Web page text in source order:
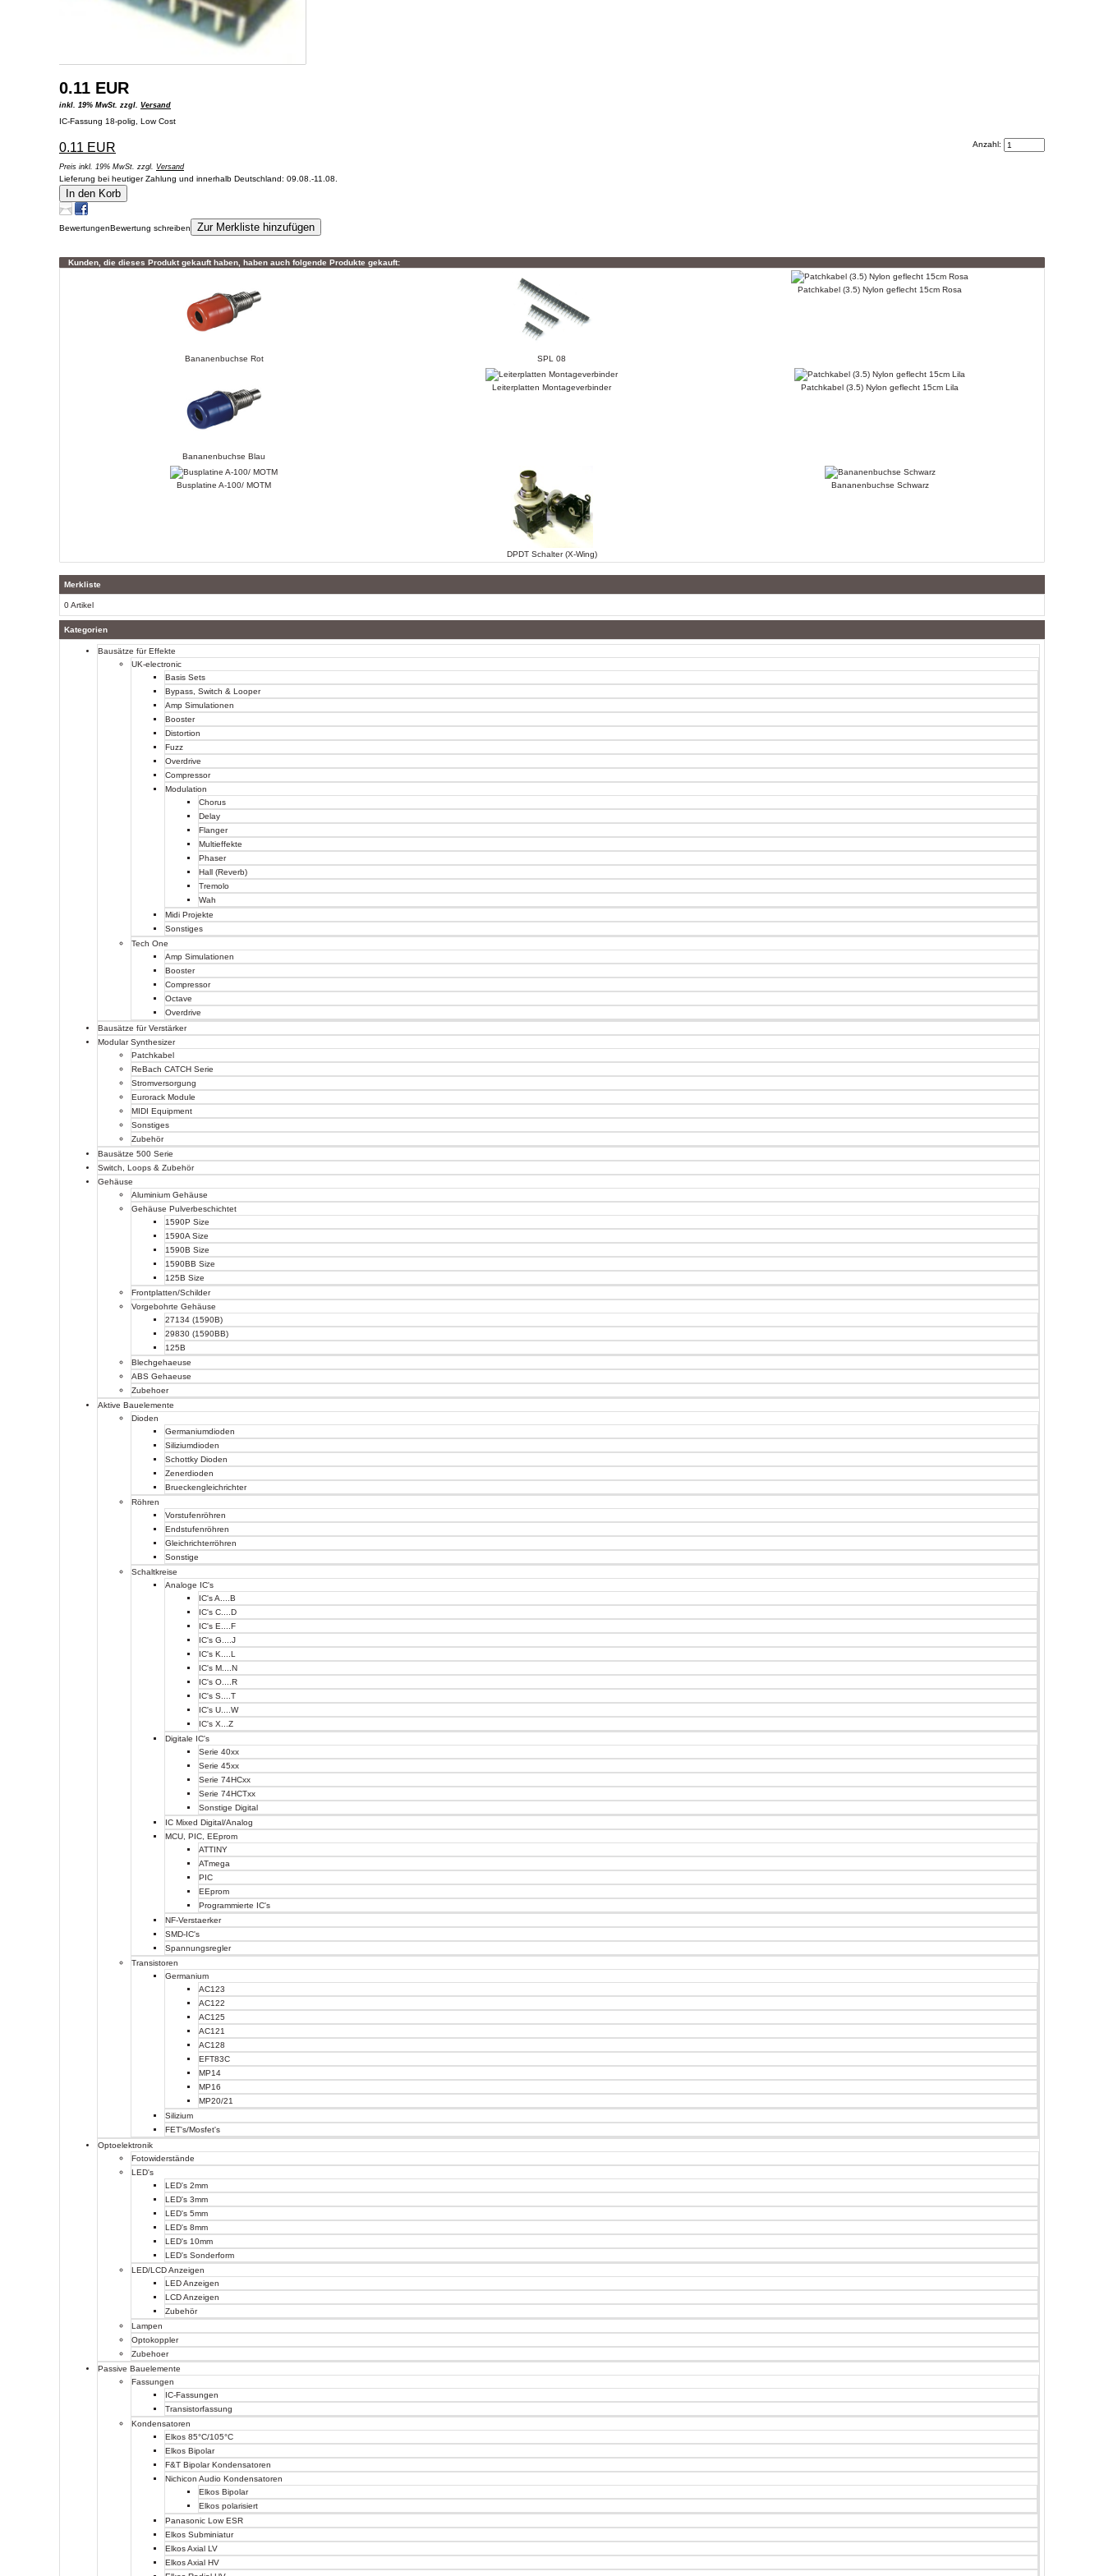
0.11 EUR
inkl. 19% MwSt. zzgl. Versand
IC-Fassung 18-polig, Low Cost
Anzahl:
0.11 EUR
Preis inkl. 19% MwSt. zzgl. Versand
Lieferung bei heutiger Zahlung und innerhalb Deutschland: 09.08.-11.08.
In den Korb
BewertungenBewertung schreiben Zur Merkliste hinzufügen
Kunden, die dieses Produkt gekauft haben, haben auch folgende Produkte gekauft:
Bananenbuchse Rot SPL 08
Patchkabel (3.5) Nylon geflecht 15cm Rosa
Bananenbuchse Blau
Leiterplatten Montageverbinder Patchkabel (3.5) Nylon geflecht 15cm Lila
Busplatine A-100/ MOTM
DPDT Schalter (X-Wing)
Bananenbuchse Schwarz
Merkliste
0 Artikel
Kategorien
Bausätze für Effekte
UK-electronic
Basis Sets
Bypass, Switch & Looper
Amp Simulationen
Booster
Distortion
Fuzz
Overdrive
Compressor
Modulation
Chorus
Delay
Flanger
Multieffekte
Phaser
Hall (Reverb)
Tremolo
Wah
Midi Projekte
Sonstiges
Tech One
Amp Simulationen
Booster
Compressor
Octave
Overdrive
Bausätze für Verstärker
Modular Synthesizer
Patchkabel
ReBach CATCH Serie
Stromversorgung
Eurorack Module
MIDI Equipment
Sonstiges
Zubehör
Bausätze 500 Serie
Switch, Loops & Zubehör
Gehäuse
Aluminium Gehäuse
Gehäuse Pulverbeschichtet
1590P Size
1590A Size
1590B Size
1590BB Size
125B Size
Frontplatten/Schilder
Vorgebohrte Gehäuse
27134 (1590B)
29830 (1590BB)
125B
Blechgehaeuse
ABS Gehaeuse
Zubehoer
Aktive Bauelemente
Dioden
Germaniumdioden
Siliziumdioden
Schottky Dioden
Zenerdioden
Brueckengleichrichter
Röhren
Vorstufenröhren
Endstufenröhren
Gleichrichterröhren
Sonstige
Schaltkreise
Analoge IC's
IC's A....B
IC's C....D
IC's E....F
IC's G....J
IC's K....L
IC's M....N
IC's O....R
IC's S....T
IC's U....W
IC's X...Z
Digitale IC's
Serie 40xx
Serie 45xx
Serie 74HCxx
Serie 74HCTxx
Sonstige Digital
IC Mixed Digital/Analog
MCU, PIC, EEprom
ATTINY
ATmega
PIC
EEprom
Programmierte IC's
NF-Verstaerker
SMD-IC's
Spannungsregler
Transistoren
Germanium
AC123
AC122
AC125
AC121
AC128
EFT83C
MP14
MP16
MP20/21
Silizium
FET's/Mosfet's
Optoelektronik
Fotowiderstände
LED's
LED's 2mm
LED's 3mm
LED's 5mm
LED's 8mm
LED's 10mm
LED's Sonderform
LED/LCD Anzeigen
LED Anzeigen
LCD Anzeigen
Zubehör
Lampen
Optokoppler
Zubehoer
Passive Bauelemente
Fassungen
IC-Fassungen
Transistorfassung
Kondensatoren
Elkos 85°C/105°C
Elkos Bipolar
F&T Bipolar Kondensatoren
Nichicon Audio Kondensatoren
Elkos Bipolar
Elkos polarisiert
Panasonic Low ESR
Elkos Subminiatur
Elkos Axial LV
Elkos Axial HV